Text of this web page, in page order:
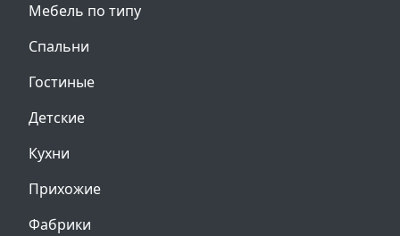
Мебель по типу
Спальни
Гостиные
Детские
Кухни
Прихожие
Фабрики